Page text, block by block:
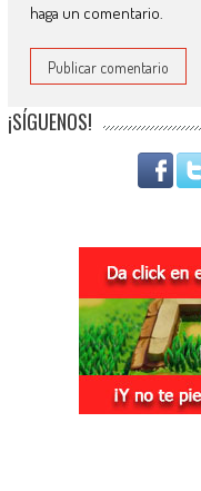
haga un comentario.
¡SÍGUENOS!